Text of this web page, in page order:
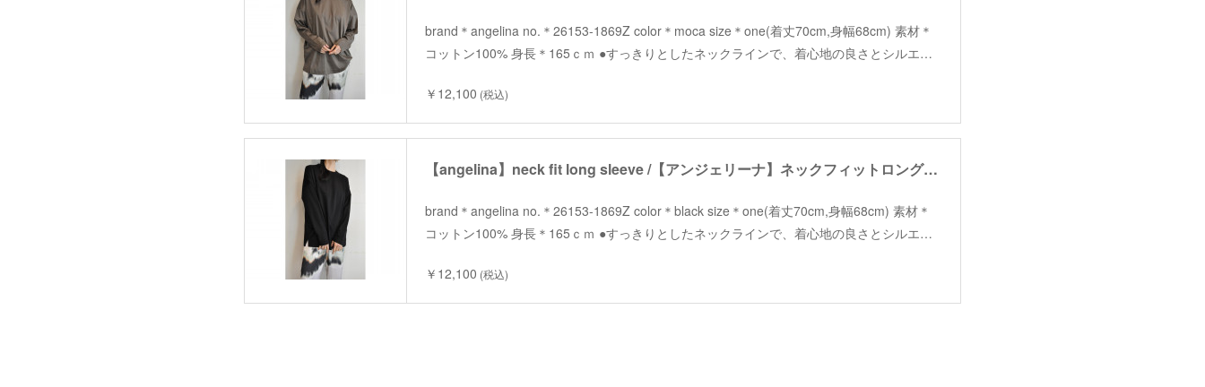
brand＊angelina no.＊26153-1869Z color＊moca size＊one(着丈70cm,身幅68cm) 素材＊
コットン100% 身長＊165ｃｍ ●すっきりとしたネックラインで、着心地の良さとシルエ…
￥12,100 (税込)
【angelina】neck fit long sleeve /【アンジェリーナ】ネックフィットロングスリーブ
brand＊angelina no.＊26153-1869Z color＊black size＊one(着丈70cm,身幅68cm) 素材＊
コットン100% 身長＊165ｃｍ ●すっきりとしたネックラインで、着心地の良さとシルエ…
￥12,100 (税込)